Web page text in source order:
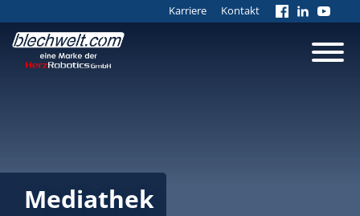
Karriere Kontakt
Mediathek